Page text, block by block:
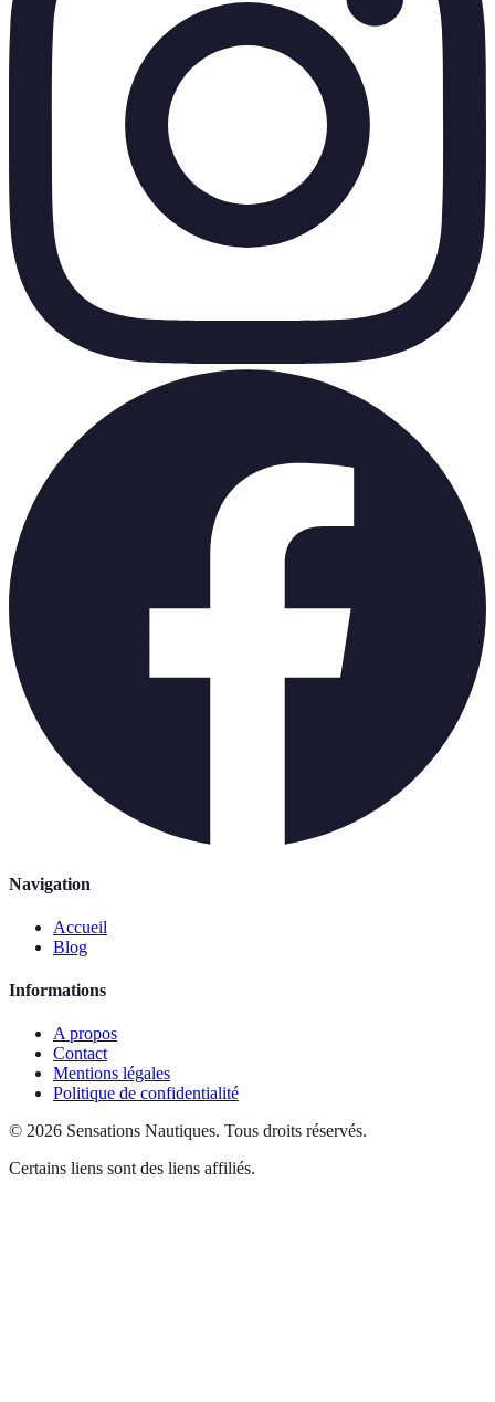
Navigation
Accueil
Blog
Informations
A propos
Contact
Mentions légales
Politique de confidentialité
© 2026 Sensations Nautiques. Tous droits réservés.
Certains liens sont des liens affiliés.